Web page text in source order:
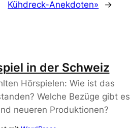
Kühdreck-Anekdoten»
→
in der Schweiz
Hörspielen: Wie ist das
Welche Bezüge gibt es
neueren Produktionen?